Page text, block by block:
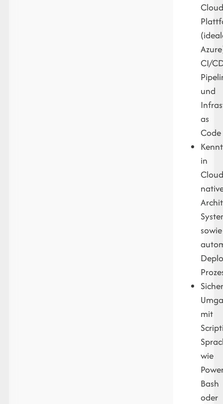
CI/
und
as
Code
in
sowie
mit
wie
Bash
oder